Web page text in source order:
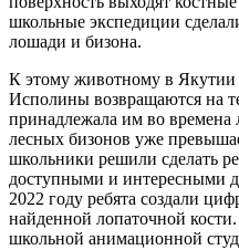
школьные экспедиции
лошади и бизона.
К этому животному в Якутии
Исполины возвращаются на
принадлежала им во времена
лесных бизонов уже
школьники решили сделать
доступными и интересными
2022 году ребята создали
найденной лопаточной
школьной анимационной